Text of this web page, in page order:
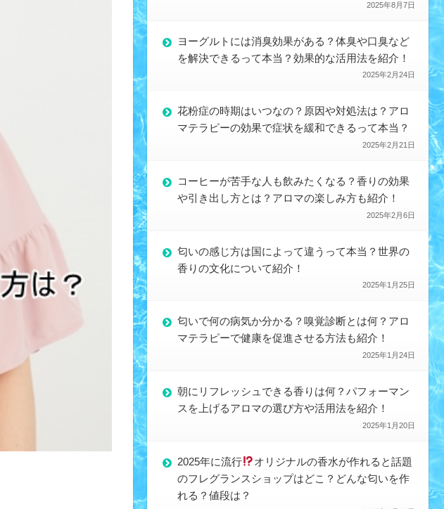
2025年8月7日
ヨーグルトには消臭効果がある？体臭や口臭など
を解決できるって本当？効果的な活用法を紹介！
2025年2月24日
花粉症の時期はいつなの？原因や対処法は？アロ
マテラピーの効果で症状を緩和できるって本当？
2025年2月21日
コーヒーが苦手な人も飲みたくなる？香りの効果
や引き出し方とは？アロマの楽しみ方も紹介！
2025年2月6日
匂いの感じ方は国によって違うって本当？世界の
香りの文化について紹介！
2025年1月25日
匂いで何の病気か分かる？嗅覚診断とは何？アロ
マテラピーで健康を促進させる方法も紹介！
2025年1月24日
朝にリフレッシュできる香りは何？パフォーマン
スを上げるアロマの選び方や活用法を紹介！
2025年1月20日
2025年に流行
オリジナルの香水が作れると話題
のフレグランスショップはどこ？どんな匂いを作
れる？値段は？